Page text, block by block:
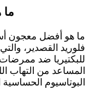
ما
ما هو أفضل معجون
فلوريد القصدير،
للبكتيريا ضد ممرضات
المساعد من التهاب
البوتاسيوم